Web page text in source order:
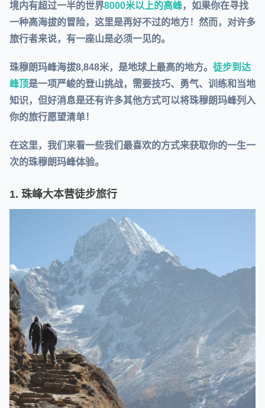
境内有超过一半的世界8000米以上的高峰，如果你在寻找
一种高海拔的冒险，这里是再好不过的地方！然而，对许多
旅行者来说，有一座山是必须一见的。
珠穆朗玛峰海拔8,848米，是地球上最高的地方。 徒步到达
峰顶是一项严峻的登山挑战，需要技巧、勇气、训练和当地
知识，但好消息是还有许多其他方式可以将珠穆朗玛峰列入
你的旅行愿望清单！
在这里，我们来看一些我们最喜欢的方式来获取你的一生一
次的珠穆朗玛峰体验。
1. 珠峰大本营徒步旅行